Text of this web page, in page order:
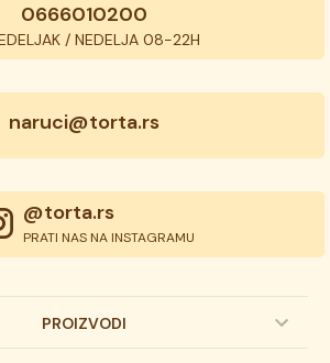
0666010200
/ NEDELJA 08-22H
naruci@torta.rs
@torta.rs
PRATI NAS NA INSTAGRAMU
PROIZVODI